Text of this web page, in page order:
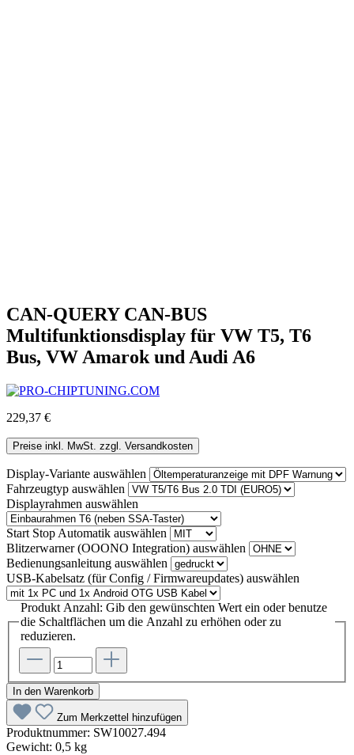
CAN-QUERY CAN-BUS
Multifunktionsdisplay für VW T5, T6
Bus, VW Amarok und Audi A6
229,37 €
Preise inkl. MwSt. zzgl. Versandkosten
Display-Variante auswählen
Fahrzeugtyp auswählen
Displayrahmen auswählen
Start Stop Automatik auswählen
Blitzerwarner (OOONO Integration) auswählen
Bedienungsanleitung auswählen
USB-Kabelsatz (für Config / Firmwareupdates) auswählen
Produkt Anzahl: Gib den gewünschten Wert ein oder benutze
die Schaltflächen um die Anzahl zu erhöhen oder zu
reduzieren.
In den Warenkorb
Zum Merkzettel hinzufügen
Produktnummer: SW10027.494
Gewicht: 0,5 kg